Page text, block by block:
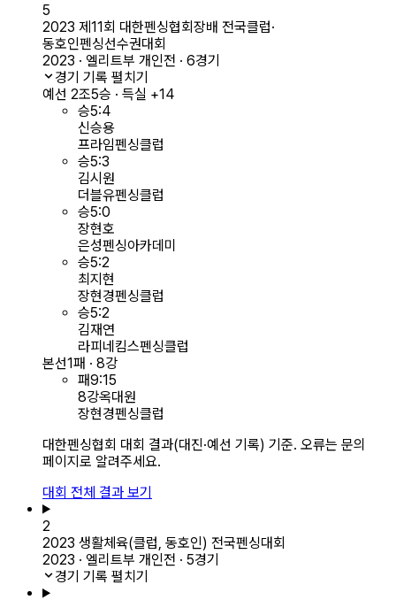
5
2023 제11회 대한펜싱협회장배 전국클럽·
동호인펜싱선수권대회
2023 · 엘리트부 개인전 · 6경기
경기 기록 펼치기
예선 2조5승 · 득실 +14
승5:4
신승용
프라임펜싱클럽
승5:3
김시원
더블유펜싱클럽
승5:0
장현호
은성펜싱아카데미
승5:2
최지현
장현경펜싱클럽
승5:2
김재연
라피네킴스펜싱클럽
본선1패 · 8강
패9:15
8강옥대원
장현경펜싱클럽
대한펜싱협회 대회 결과(대진·예선 기록) 기준. 오류는 문의
페이지로 알려주세요.
대회 전체 결과 보기
2
2023 생활체육(클럽, 동호인) 전국펜싱대회
2023 · 엘리트부 개인전 · 5경기
경기 기록 펼치기